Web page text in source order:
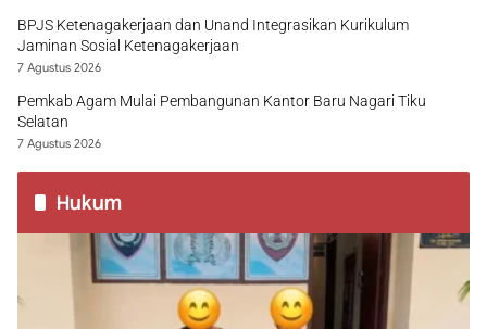
BPJS Ketenagakerjaan dan Unand Integrasikan Kurikulum
Jaminan Sosial Ketenagakerjaan
7 Agustus 2026
Pemkab Agam Mulai Pembangunan Kantor Baru Nagari Tiku
Selatan
7 Agustus 2026
Hukum